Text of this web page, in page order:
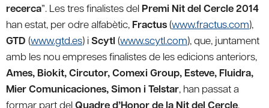
recerca”. Les tres finalistes del Premi Nit del Cercle 2014
han estat, per odre alfabètic, Fractus(www.fractus.com),
GTD (www.gtd.es) iScytl (www.scytl.com), que, juntament
amb les nou empreses finalistes de les edicions anteriors,
Ames, Biokit, Circutor, Comexi Group, Esteve, Fluidra,
Mier Comunicaciones, Simon i Telstar, han passat a
formar part delQuadre d’Honor de la Nit del Cercle.